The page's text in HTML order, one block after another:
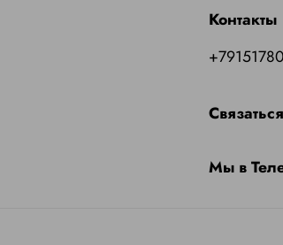
Контакты
Мы в